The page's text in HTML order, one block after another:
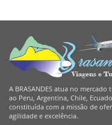
A BRASANDES atua no
ao Peru, Argentina, Chile,
constituída com a missão de
agilidade e excelência.